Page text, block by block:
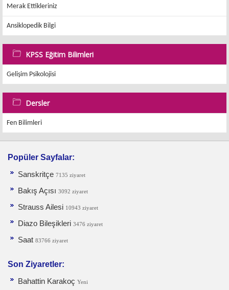
Merak Ettikleriniz
Ansiklopedik Bilgi
KPSS Eğitim Bilimleri
Gelişim Psikolojisi
Dersler
Fen Bilimleri
Popüler Sayfalar:
Sanskritçe 7135 ziyaret
Bakış Açısı 3092 ziyaret
Strauss Ailesi 10943 ziyaret
Diazo Bileşikleri 3476 ziyaret
Saat 83766 ziyaret
Son Ziyaretler:
Bahattin Karakoç Yeni